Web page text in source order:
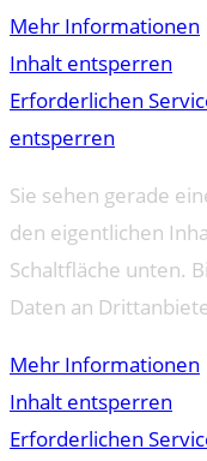
Mehr Informationen
Inhalt entsperren
Erforderlichen
entsperren
Sie sehen gerade
den eigentlichen
Schaltfläche unten.
Daten an
Mehr Informationen
Inhalt entsperren
Erforderlichen